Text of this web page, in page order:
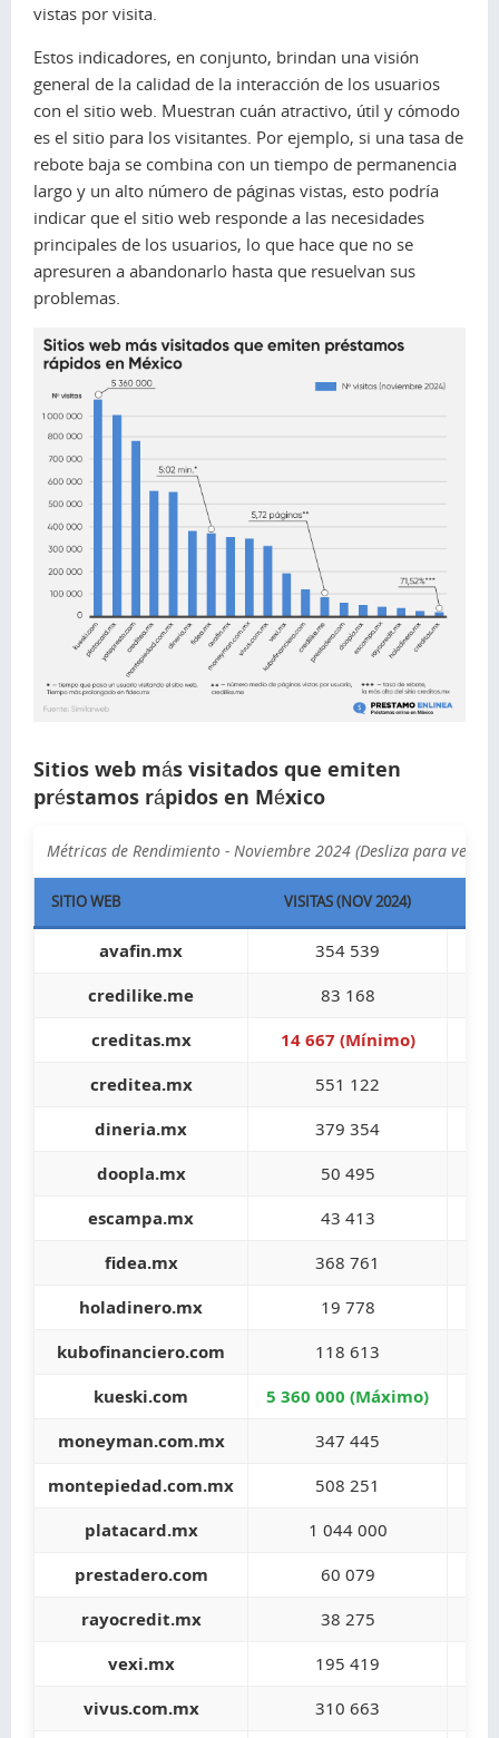
vistas por visita.
Estos indicadores, en conjunto, brindan una visión
general de la calidad de la interacción de los usuarios
con el sitio web. Muestran cuán atractivo, útil y cómodo
es el sitio para los visitantes. Por ejemplo, si una tasa de
rebote baja se combina con un tiempo de permanencia
largo y un alto número de páginas vistas, esto podría
indicar que el sitio web responde a las necesidades
principales de los usuarios, lo que hace que no se
apresuren a abandonarlo hasta que resuelvan sus
problemas.
Sitios web más visitados que emiten
préstamos rápidos en México
Métricas de Rendimiento - Noviembre 2024 (Desliza para ver
SITIO WEB VISITAS (NOV 2024)
avafin.mx 354 539
credilike.me
83 168
creditas.mx
14 667 (Mínimo)
creditea.mx
551 122
dineria.mx
379 354
doopla.mx
50 495
escampa.mx
43 413
fidea.mx
368 761
holadinero.mx
19 778
kubofinanciero.com
118 613
kueski.com
5 360 000 (Máximo)
moneyman.com.mx
347 445
montepiedad.com.mx
508 251
platacard.mx
1 044 000
prestadero.com
60 079
rayocredit.mx
38 275
vexi.mx
195 419
vivus.com.mx
310 663